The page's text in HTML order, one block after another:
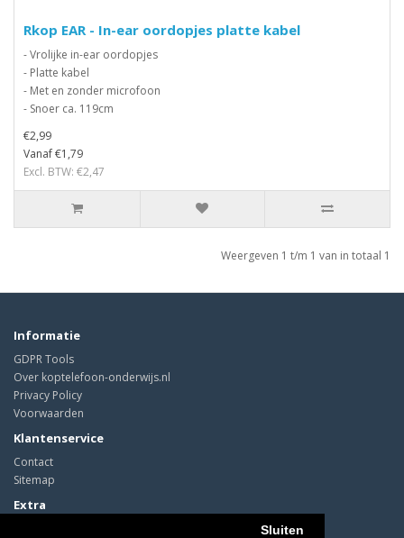
Sluiten
Rkop EAR - In-ear oordopjes platte kabel
- Vrolijke in-ear oordopjes
- Platte kabel
- Met en zonder microfoon
- Snoer ca. 119cm
€2,99
Vanaf €1,79
Excl. BTW: €2,47
Weergeven 1 t/m 1 van in totaal 1
Informatie
GDPR Tools
Over koptelefoon-onderwijs.nl
Privacy Policy
Voorwaarden
Klantenservice
Contact
Sitemap
Extra